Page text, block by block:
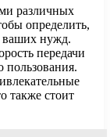
различных
определить,
ваших нужд.
передачи
пользования.
также стоит